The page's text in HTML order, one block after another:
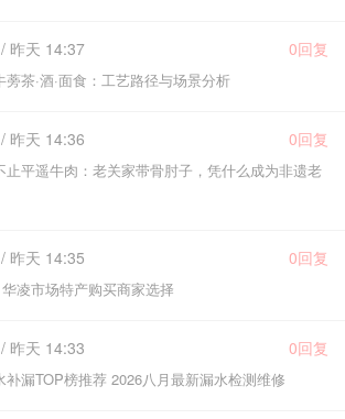
昨天 14:37 0回复
蒡茶·酒·面食：工艺路径与场景分析
昨天 14:36 0回复
止平遥牛肉：老关家带骨肘子，凭什么成为非遗老
昨天 14:35 0回复
凌市场特产购买商家选择
昨天 14:33 0回复
补漏TOP榜推荐 2026八月最新漏水检测维修